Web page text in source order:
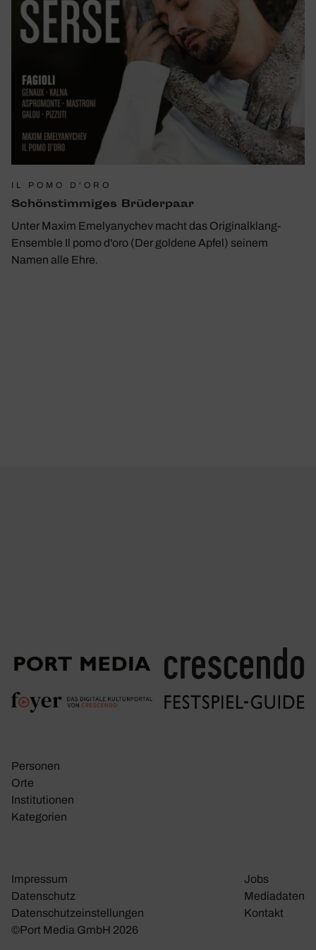
IL POMO D'ORO
Schön­stim­miges Brüder­paar
Unter Maxim Emelyanychev macht das Originalklang-
Ensemble Il pomo d'oro (Der goldene Apfel) seinem
Namen alle Ehre.
Personen
Orte
Insti­tu­tionen
Kate­go­rien
©Port Media GmbH 2026
Impressum
Daten­schutz
Daten­schutz­ein­stel­lungen
Jobs
Media­daten
Kontakt